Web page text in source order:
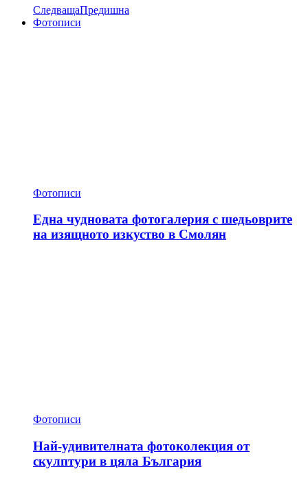
СледващаПредишна
Фотописи
Фотописи
Една чудновата фотогалерия с шедьоврите
на изящното изкуство в Смолян
Фотописи
Най-удивителната фотоколекция от
скулптури в цяла България